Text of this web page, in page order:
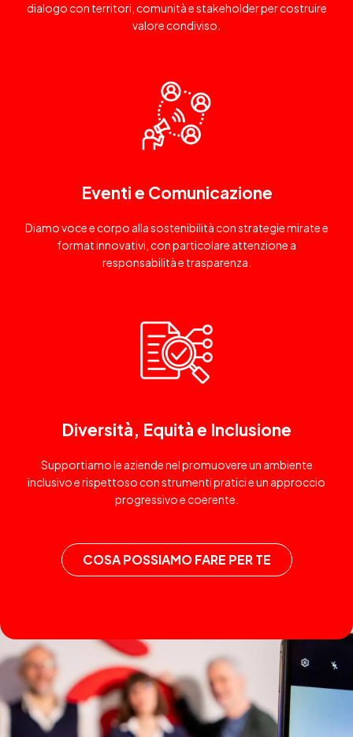
dialogo con territori, comunità e stakeholder per costruire
valore condiviso.
Eventi e Comunicazione
Diamo voce e corpo alla sostenibilità con strategie mirate e
format innovativi, con particolare attenzione a
responsabilità e trasparenza.
Diversità, Equità e Inclusione
Supportiamo le aziende nel promuovere un ambiente
inclusivo e rispettoso con strumenti pratici e un approccio
progressivo e coerente.
COSA POSSIAMO FARE PER TE